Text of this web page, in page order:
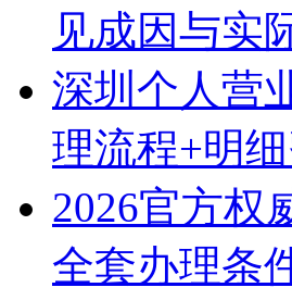
见成因与实
深圳个人营
理流程+明
2026官方权
全套办理条